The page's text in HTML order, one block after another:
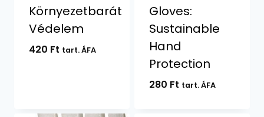
Környezetbarát
Védelem
420 Ft tart. ÁFA
Gloves:
Sustainable
Hand
Protection
280 Ft tart. ÁFA